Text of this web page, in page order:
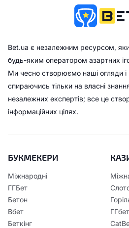
Bet.ua є незалежним ресурсом,
будь-яким оператором азартних
Ми чесно створюємо наші огляди і
спираючись тільки на власні
незалежних експертів; все це
інформаційних цілях.
БУКМЕКЕРИ
Міжнародні
ГГБет
Бетон
Вбет
Беткінг
ГГбет